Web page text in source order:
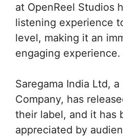
at OpenReel Studios
listening experience
level, making it an
engaging experience.
Saregama India Ltd, a
Company, has
their label, and it has
appreciated by